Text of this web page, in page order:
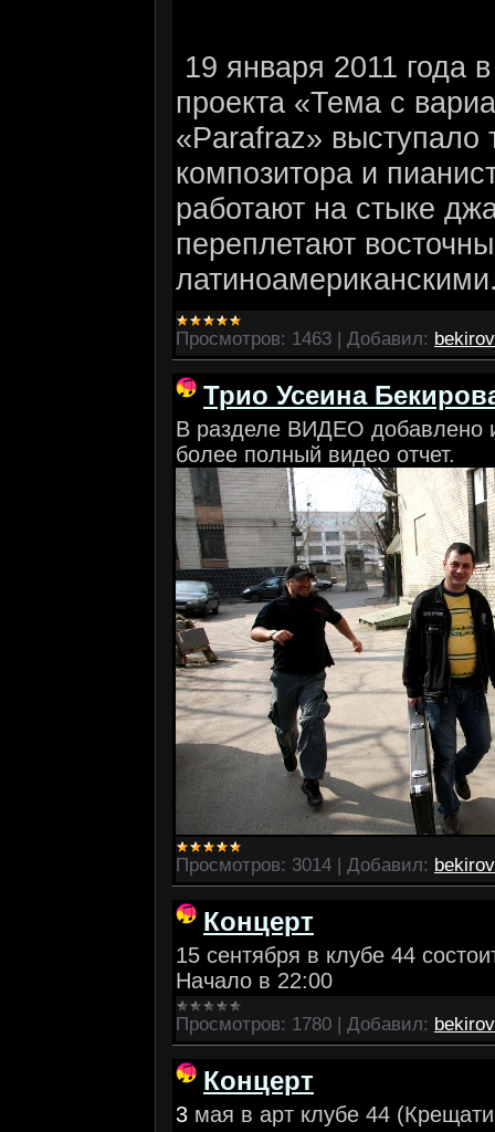
19 января 2011 года
проекта «Тема с
«Parafraz» выступало
композитора и
работают на стыке
переплетают
Просмотров: 1463 | Добавил: bekirov
Трио Усеина
В разделе ВИДЕО добавлено
более полный видео отчет.
Просмотров: 3014 | Добавил: bekirov
Концерт
15 сентября в клубе 44
Начало в 22:00
Просмотров: 1780 | Добавил: bekirov
Концерт
3 мая в арт клубе 44